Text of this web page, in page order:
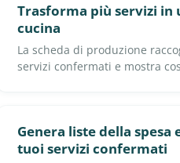
Trasforma più servizi in
cucina
La scheda di produzione
servizi confermati e mostra
Genera liste della
tuoi servizi confermati